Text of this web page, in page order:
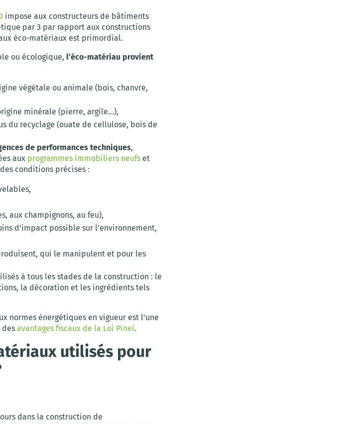
impose aux constructeurs de bâtiments
par 3 par rapport aux constructions
éco-matériaux est primordial.
ou écologique, l’éco-matériau provient
végétale ou animale (bois, chanvre,
minérale (pierre, argile…),
du recyclage (ouate de cellulose, bois de
de performances techniques,
aux programmes immobiliers neufs et
conditions précises :
aux champignons, au feu),
d’impact possible sur l’environnement,
qui le manipulent et pour les
à tous les stades de la construction : le
la décoration et les ingrédients tels
normes énergétiques en vigueur est l’une
avantages fiscaux de la Loi Pinel.
utilisés pour
dans la construction de